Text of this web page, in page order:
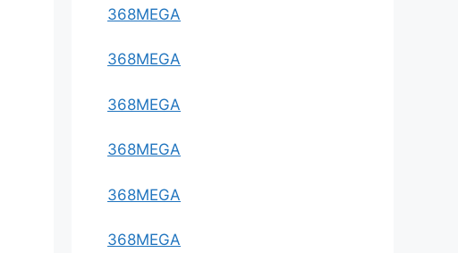
368MEGA
368MEGA
368MEGA
368MEGA
368MEGA
368MEGA